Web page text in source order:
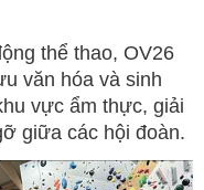
thể thao, OV26
văn hóa và sinh
vực ẩm thực, giải
giữa các hội đoàn.